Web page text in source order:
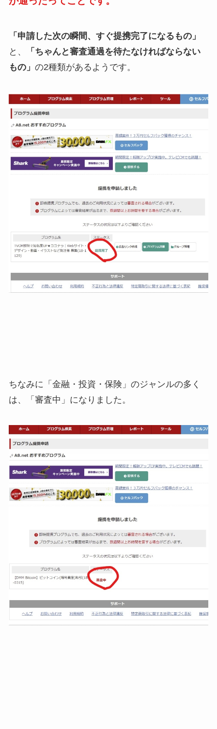
「申請した次の瞬間、すぐ提携完了になるもの」
と、
「ちゃんと審査通過を待たなければならない
もの」 の2種類があるようです。
ちなみに「金融・投資・保険」のジャンルの多く
は、「審査中」になりました。